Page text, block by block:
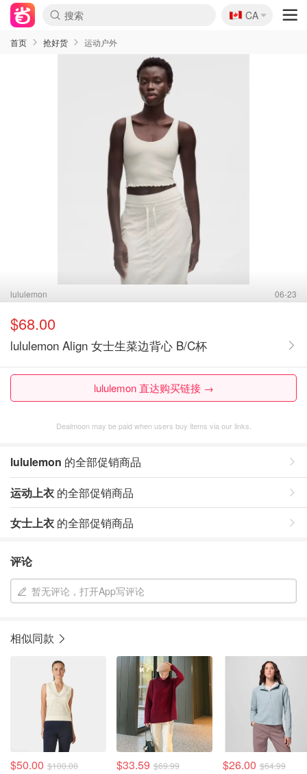
🇨🇦
CA
首页 抢好货 运动户外
lululemon 06-23
$68.00
lululemon Align 女士生菜边背心 B/C杯
lululemon 直达购买链接 →
Dealmoon may be paid when users buy items via our links.
lululemon 的全部促销商品
运动上衣 的全部促销商品
女士上衣 的全部促销商品
评论
暂无评论，打开App写评论
相似同款
$50.00 $100.00 $33.59 $69.99 $26.00 $64.99